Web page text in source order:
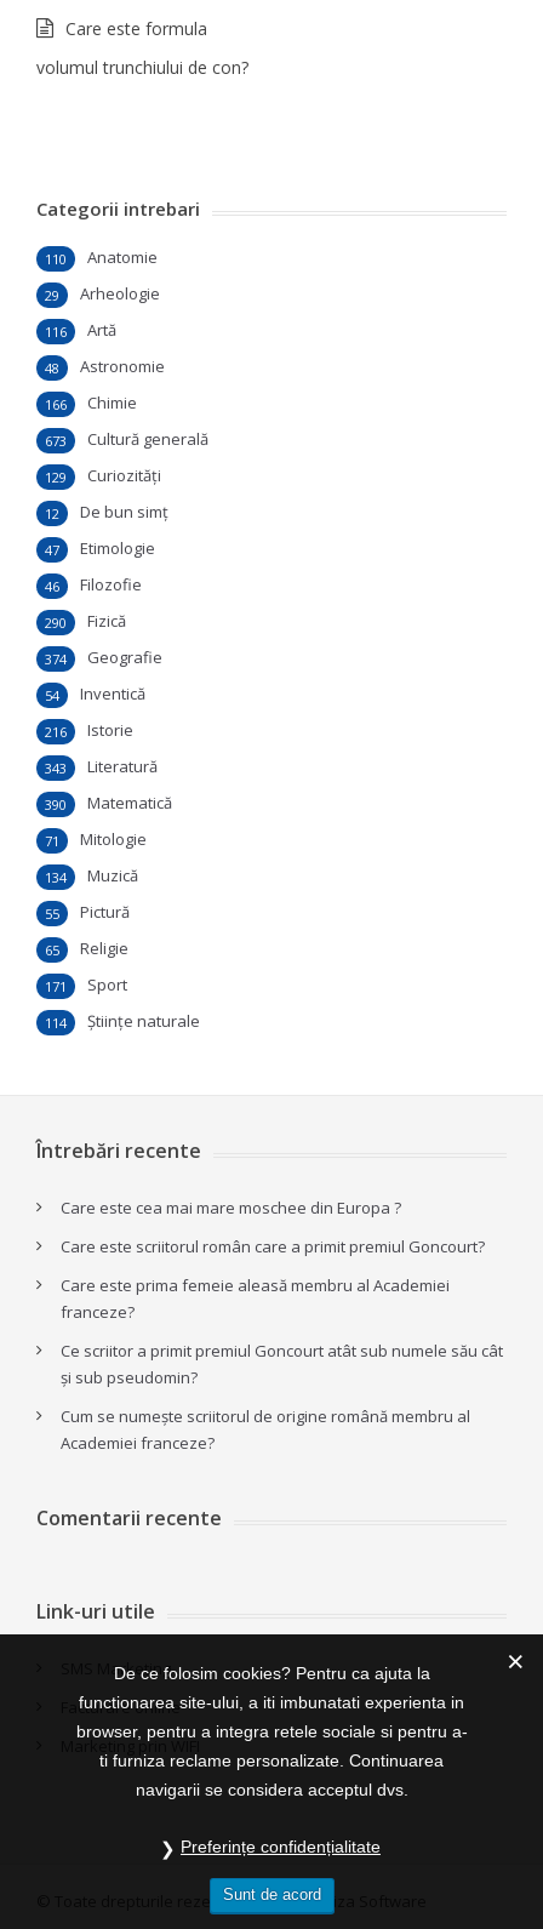
Care este formula
volumul trunchiului de con?
Categorii intrebari
Anatomie
110
Arheologie
29
Artă
116
Astronomie
48
Chimie
166
Cultură generală
673
Curiozităţi
129
De bun simţ
12
Etimologie
47
Filozofie
46
Fizică
290
Geografie
374
Inventică
54
Istorie
216
Literatură
343
Matematică
390
Mitologie
71
Muzică
134
Pictură
55
Religie
65
Sport
171
Ştiinţe naturale
114
Întrebări recente
Care este cea mai mare moschee din Europa ?
Care este scriitorul român care a primit premiul Goncourt?
Care este prima femeie aleasă membru al Academiei
franceze?
Ce scriitor a primit premiul Goncourt atât sub numele său cât
și sub pseudomin?
Cum se numește scriitorul de origine română membru al
Academiei franceze?
Comentarii recente
Link-uri utile
SMS Marketing
Facturare online
Marketing prin WIFI
© Toate drepturile rezervate 2015, Ameriza Software
De ce folosim cookies? Pentru ca ajuta la
functionarea site-ului, a iti imbunatati experienta in
browser, pentru a integra retele sociale si pentru a-
ti furniza reclame personalizate. Continuarea
navigarii se considera acceptul dvs.
Preferințe confidențialitate
Sunt de acord